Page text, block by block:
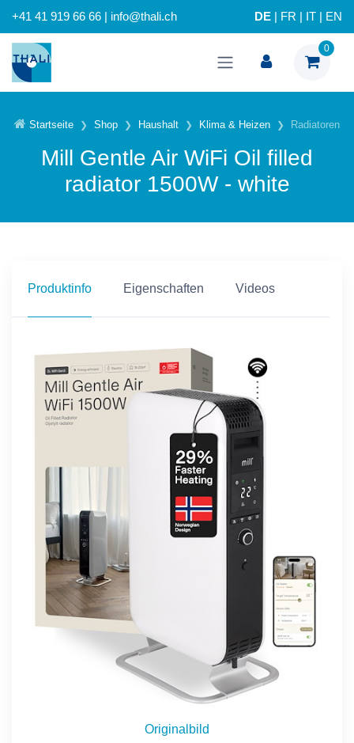
+41 41 919 66 66 | info@thali.ch DE FR IT EN
0
Startseite Shop Haushalt Klima & Heizen Radiatoren
Mill Gentle Air WiFi Oil filled
radiator 1500W - white
Produktinfo Eigenschaften Videos
Originalbild